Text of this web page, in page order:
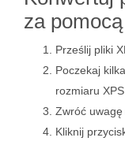
za
Prześlij pliki
Poczekaj
rozmiaru XPS
Zwróć uwagę
Kliknij